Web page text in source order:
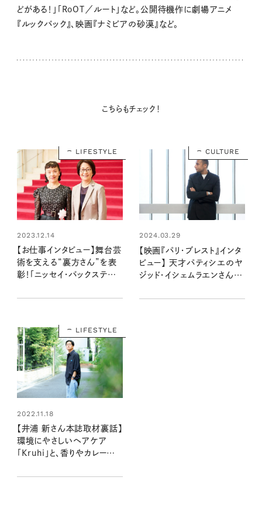
どがある！」「RoOT／ルート」など。公開待機作に劇場アニメ
『ルックバック』、映画『ナミビアの砂漠』など。
こちらもチェック！
LIFESTYLE
2023.12.14
【お仕事インタビュー】舞台芸
術を支える“裏方さん”を表
彰！「ニッセイ・バックステー
への想い
CULTURE
2024.03.29
【映画『パリ・ブレスト』インタ
ビュー】 天才パティシエのヤ
ジッド・イシェムラエンさんが
方法
LIFESTYLE
2022.11.18
【井浦 新さん本誌取材裏話】
環境にやさしいヘアケア
「Kruhi」と、香りやカレーのこ